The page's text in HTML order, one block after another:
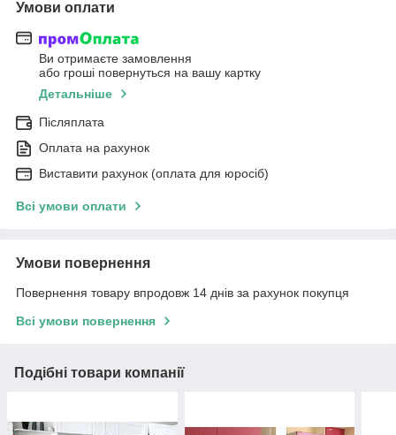
Умови оплати
Ви отримаєте замовлення
або гроші повернуться на вашу картку
Детальніше
Післяплата
Оплата на рахунок
Виставити рахунок (оплата для юросіб)
Всі умови оплати
Умови повернення
Повернення товару впродовж 14 днів за рахунок покупця
Всі умови повернення
Подібні товари компанії